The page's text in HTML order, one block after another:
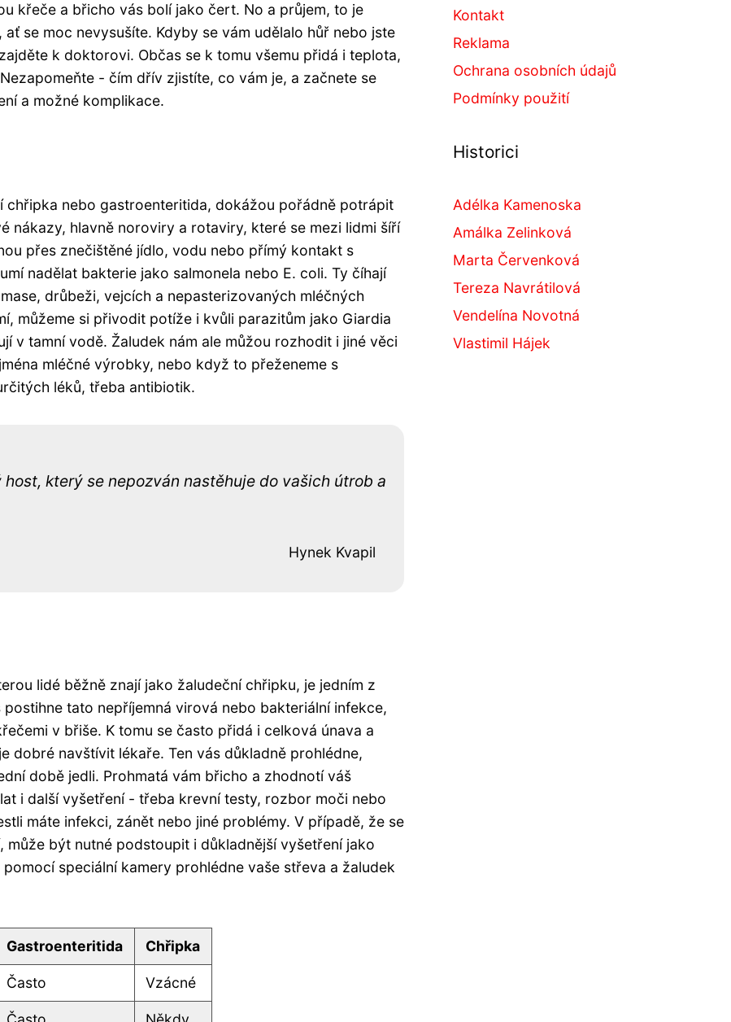
křeče a břicho vás bolí jako čert. No a průjem, to je
se moc nevysušíte. Kdyby se vám udělalo hůř nebo jste
k doktorovi. Občas se k tomu všemu přidá i teplota,
- čím dřív zjistíte, co vám je, a začnete se
a možné komplikace.
chřipka nebo gastroenteritida, dokážou pořádně potrápit
nákazy, hlavně noroviry a rotaviry, které se mezi lidmi šíří
přes znečištěné jídlo, vodu nebo přímý kontakt s
nadělat bakterie jako salmonela nebo E. coli. Ty číhají
drůbeži, vejcích a nepasterizovaných mléčných
můžeme si přivodit potíže i kvůli parazitům jako Giardia
v tamní vodě. Žaludek nám ale můžou rozhodit i jiné věci
mléčné výrobky, nebo když to přeženeme s
léků, třeba antibiotik.
který se nepozván nastěhuje do vašich útrob a
Hynek Kvapil
lidé běžně znají jako žaludeční chřipku, je jedním z
tato nepříjemná virová nebo bakteriální infekce,
v břiše. K tomu se často přidá i celková únava a
dobré navštívit lékaře. Ten vás důkladně prohlédne,
době jedli. Prohmatá vám břicho a zhodnotí váš
i další vyšetření - třeba krevní testy, rozbor moči nebo
máte infekci, zánět nebo jiné problémy. V případě, že se
být nutné podstoupit i důkladnější vyšetření jako
speciální kamery prohlédne vaše střeva a žaludek
Gastroenteritida Chřipka
Často Vzácné
Kontakt
Reklama
Ochrana osobních údajů
Podmínky použití
Historici
Adélka Kamenoska
Amálka Zelinková
Marta Červenková
Tereza Navrátilová
Vendelína Novotná
Vlastimil Hájek